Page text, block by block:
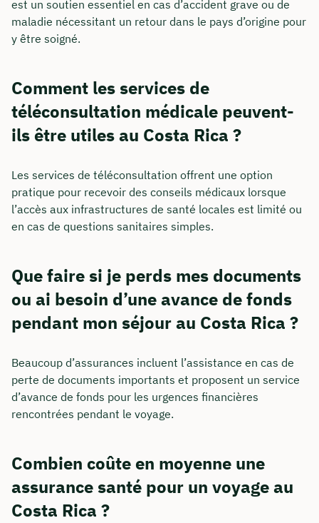
est un soutien essentiel en cas d’accident grave ou de
maladie nécessitant un retour dans le pays d’origine pour
y être soigné.
Comment les services de
téléconsultation médicale peuvent-
ils être utiles au Costa Rica ?
Les services de téléconsultation offrent une option
pratique pour recevoir des conseils médicaux lorsque
l’accès aux infrastructures de santé locales est limité ou
en cas de questions sanitaires simples.
Que faire si je perds mes documents
ou ai besoin d’une avance de fonds
pendant mon séjour au Costa Rica ?
Beaucoup d’assurances incluent l’assistance en cas de
perte de documents importants et proposent un service
d’avance de fonds pour les urgences financières
rencontrées pendant le voyage.
Combien coûte en moyenne une
assurance santé pour un voyage au
Costa Rica ?